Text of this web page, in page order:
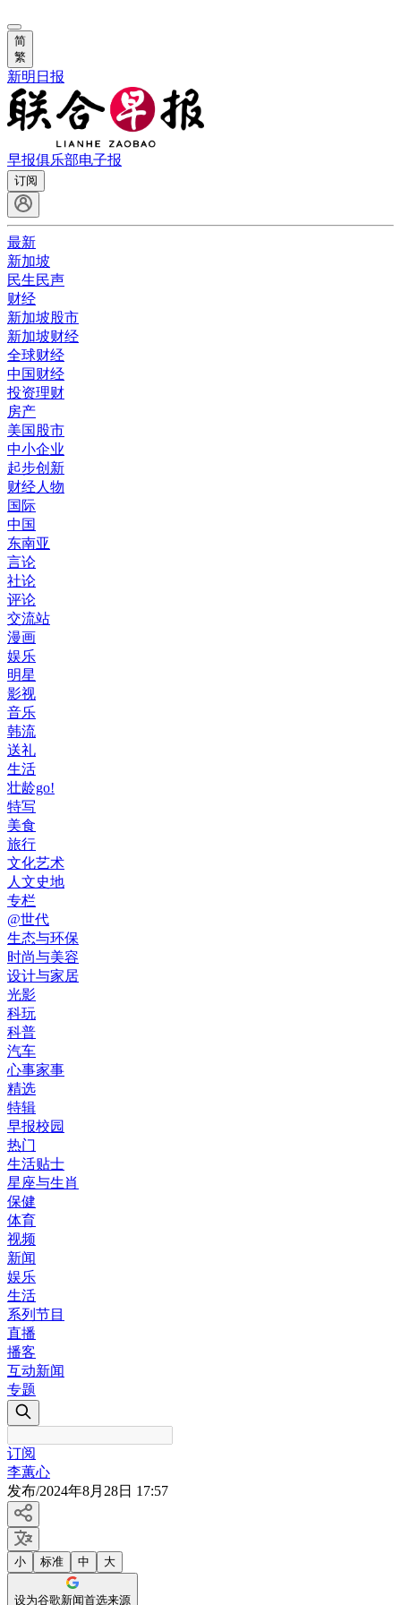
简
繁
新明日报
早报俱乐部电子报
订阅
最新
新加坡
民生民声
财经
新加坡股市
新加坡财经
全球财经
中国财经
投资理财
房产
美国股市
中小企业
起步创新
财经人物
国际
中国
东南亚
言论
社论
评论
交流站
漫画
娱乐
明星
影视
音乐
韩流
送礼
生活
壮龄go!
特写
美食
旅行
文化艺术
人文史地
专栏
@世代
生态与环保
时尚与美容
设计与家居
光影
科玩
科普
汽车
心事家事
精选
特辑
早报校园
热门
生活贴士
星座与生肖
保健
体育
视频
新闻
娱乐
生活
系列节目
直播
播客
互动新闻
专题
订阅
李蕙心
发布/2024年8月28日 17:57
小 标准 中 大
设为谷歌新闻首选来源